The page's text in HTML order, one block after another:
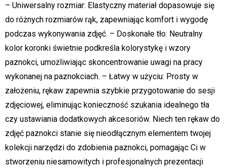
– Uniwersalny rozmiar: Elastyczny materiał dopasowuje się
do różnych rozmiarów rąk, zapewniając komfort i wygodę
podczas wykonywania zdjęć. – Doskonałe tło: Neutralny
kolor koronki świetnie podkreśla kolorystykę i wzory
paznokci, umożliwiając skoncentrowanie uwagi na pracy
wykonanej na paznokciach. – Łatwy w użyciu: Prosty w
założeniu, rękaw zapewnia szybkie przygotowanie do sesji
zdjęciowej, eliminując konieczność szukania idealnego tła
czy ustawiania dodatkowych akcesoriów. Niech ten rękaw do
zdjęć paznokci stanie się nieodłącznym elementem twojej
kolekcji narzędzi do zdobienia paznokci, pomagając Ci w
stworzeniu niesamowitych i profesjonalnych prezentacji